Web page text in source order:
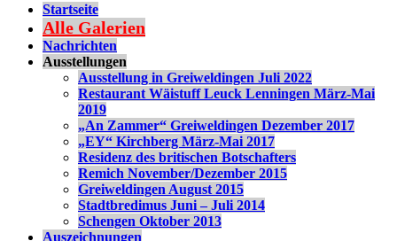
Startseite
Alle Galerien
Nachrichten
Ausstellungen
Ausstellung in Greiweldingen Juli 2022
Restaurant Wäistuff Leuck Lenningen März-Mai
2019
„An Zammer“ Greiweldingen Dezember 2017
„EY“ Kirchberg März-Mai 2017
Residenz des britischen Botschafters
Remich November/Dezember 2015
Greiweldingen August 2015
Stadtbredimus Juni – Juli 2014
Schengen Oktober 2013
Auszeichnungen